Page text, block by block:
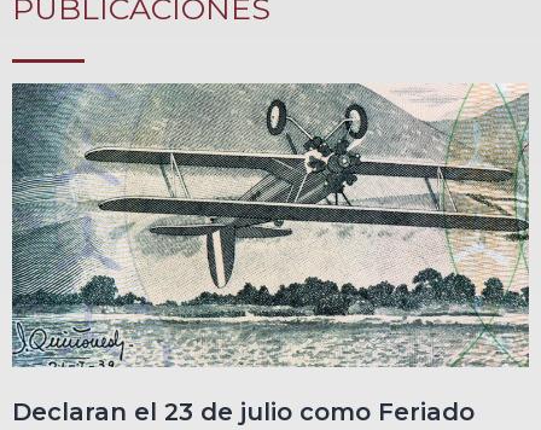
PUBLICACIONES
Declaran el 23 de julio como Feriado